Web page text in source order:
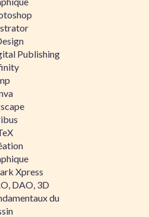
Publishing
Xpress
DAO, 3D
du